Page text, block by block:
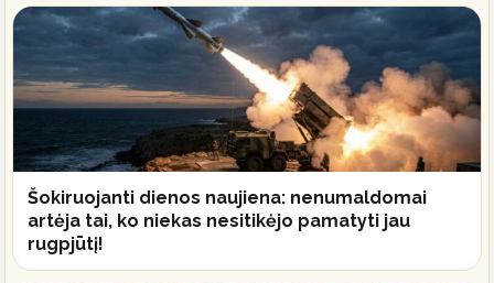
Šokiruojanti dienos naujiena: nenumaldomai
artėja tai, ko niekas nesitikėjo pamatyti jau
rugpjūtį!